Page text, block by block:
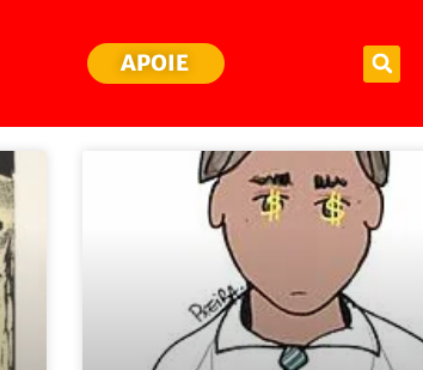
APOIE